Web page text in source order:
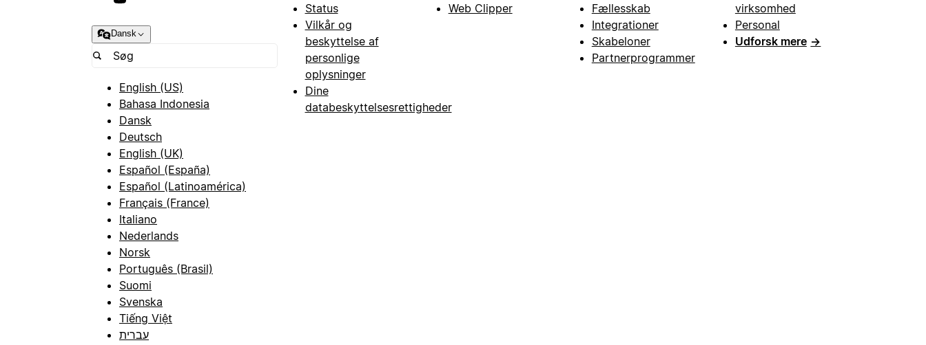
Dansk
English (US)
Bahasa Indonesia
Dansk
Deutsch
English (UK)
Español (España)
Español (Latinoamérica)
Français (France)
Italiano
Nederlands
Norsk
Português (Brasil)
Suomi
Svenska
Tiếng Việt
עברית
Status
Vilkår og
beskyttelse af
personlige
oplysninger
Dine
databeskyttelsesrettigheder
Web Clipper
Fællesskab
Integrationer
Skabeloner
Partnerprogrammer
virksomhed
Personal
Udforsk mere →